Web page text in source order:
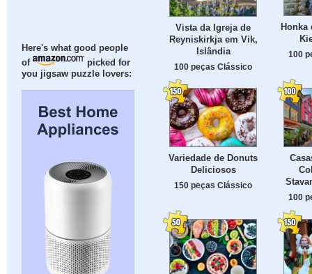
Here's what good people
of
picked for
you jigsaw puzzle lovers:
Vista da Igreja de
Reyniskirkja em Vik,
Islândia
100 peças Clássico
Honka
100
Variedade de Donuts
Deliciosos
150 peças Clássico
100